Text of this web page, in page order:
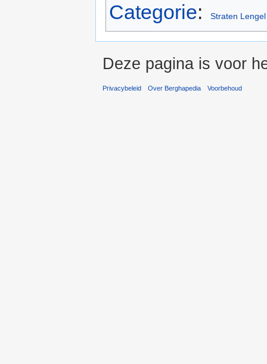
Categorie: Straten Lengel
Deze pagina is voor
Privacybeleid Over Berghapedia Voorbehoud